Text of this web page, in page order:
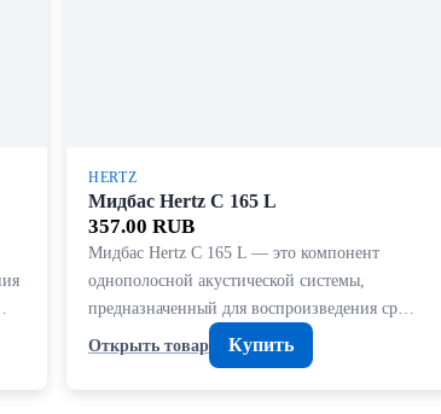
HERTZ
Мидбас Hertz C 165 L
357.00 RUB
Мидбас Hertz C 165 L — это компонент
однополосной акустической системы,
предназначенный для воспроизведения ср…
Открыть товар
Купить